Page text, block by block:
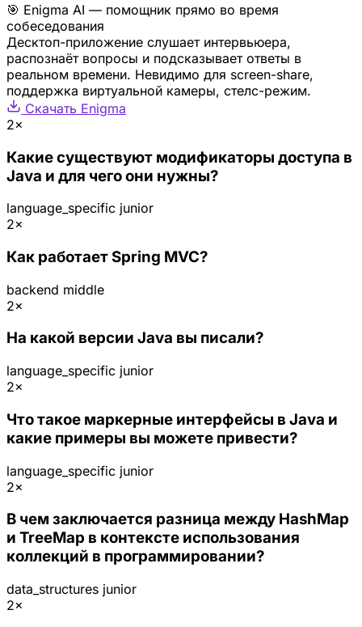
🎯 Enigma AI — помощник прямо во время
собеседования
Десктоп-приложение слушает интервьюера,
распознаёт вопросы и подсказывает ответы в
реальном времени. Невидимо для screen-share,
поддержка виртуальной камеры, стелс-режим.
Скачать Enigma
2×
Какие существуют модификаторы доступа в
Java и для чего они нужны?
language_specific junior
2×
Как работает Spring MVC?
backend middle
2×
На какой версии Java вы писали?
language_specific junior
2×
Что такое маркерные интерфейсы в Java и
какие примеры вы можете привести?
language_specific junior
2×
В чем заключается разница между HashMap
и TreeMap в контексте использования
коллекций в программировании?
data_structures junior
2×